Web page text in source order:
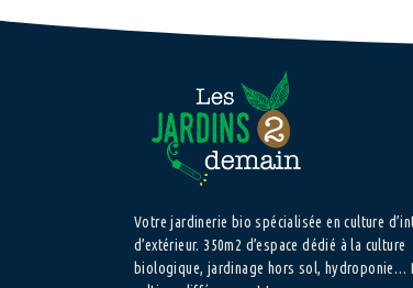
Votre jardinerie bio spécialisée en culture
d’extérieur. 350m2 d’espace dédié à la culture
biologique, jardinage hors sol, hydroponie…